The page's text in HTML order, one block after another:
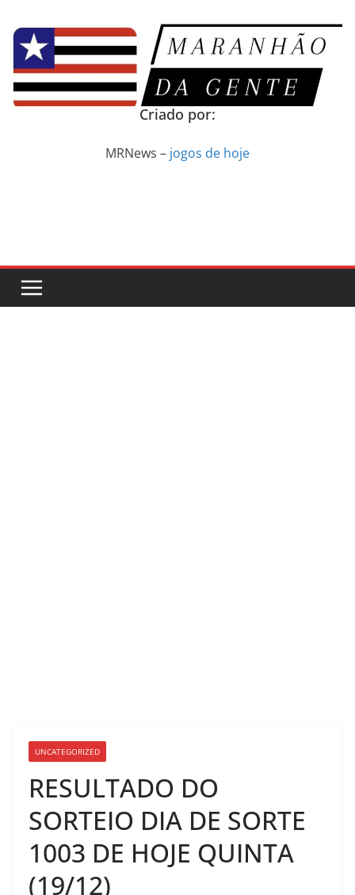
para
conteúdo
Criado por:
MRNews – jogos de hoje
UNCATEGORIZED
RESULTADO DO
SORTEIO DIA DE SORTE
1003 DE HOJE QUINTA
(19/12)